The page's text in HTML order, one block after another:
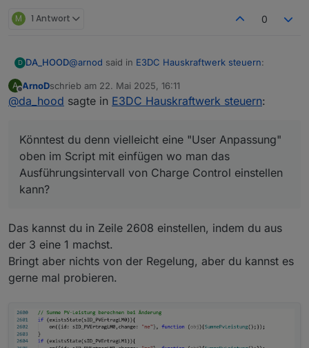
M 1 Antwort 0
D DA_HOOD@arnod said in E3DC Hauskraftwerk steuern:
Abfrageintervall Adapter 3 sek. +
wird 6 sek. sind schon 12 sek. im Worstcase.
oben im Script mit einfügen wo man das
Ausführungsintervall von Charge Control einstellen
kann? Ich führe bei mir die Skripte eigentlich immer
Sekündlich aus. Der Adapter liefert auch jede
Sekunden kann man ja als Standard drinnen lassen
:)
A
Offline
ArnoDschrieb am 22. Mai 2025, 16:11
zuletzt editiert von
@da_hood sagte in E3DC Hauskraftwerk steuern:
Könntest du denn vielleicht eine "User Anpassung"
oben im Script mit einfügen wo man das
Ausführungsintervall von Charge Control einstellen
kann?
Das kannst du in Zeile 2608 einstellen, indem du aus
der 3 eine 1 machst.
Bringt aber nichts von der Regelung, aber du kannst es
gerne mal probieren.